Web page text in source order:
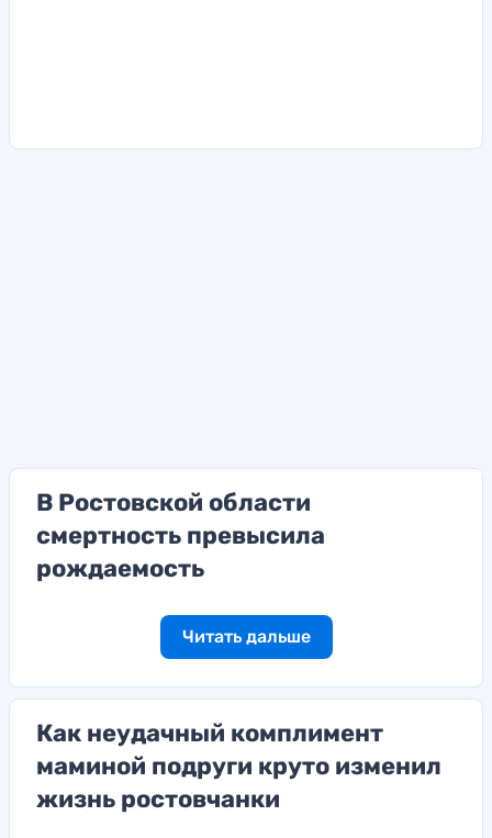
В Ростовской области
смертность превысила
рождаемость
Читать дальше
Как неудачный комплимент
маминой подруги круто изменил
жизнь ростовчанки